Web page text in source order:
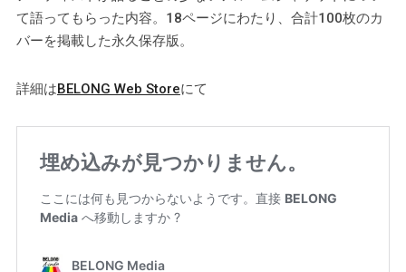
て語ってもらった内容。18ページにわたり、合計100枚のカ
バーを掲載した永久保存版。
詳細はBELONG Web Storeにて